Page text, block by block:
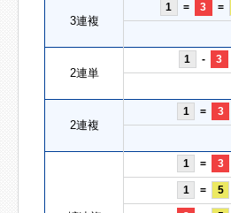
3連複
1 = 3 =
2連単
1 - 3
2連複
1 = 3
1 = 3
1 = 5